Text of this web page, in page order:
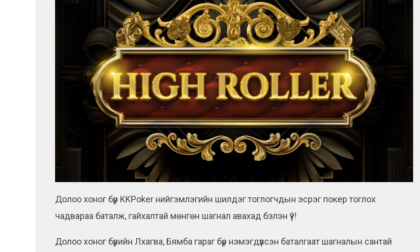
Долоо хоног бүр KKPoker нийгэмлэгийн шилдэг тоглогчдын эсрэг покер тоглох
чадвараа баталж, гайхалтай мөнгөн шагнал авахад бэлэн үү?!
Долоо хоног бүрийн Лхагва, Бямба гараг бүр нэмэгдүүлсэн баталгаат шагналын сантай